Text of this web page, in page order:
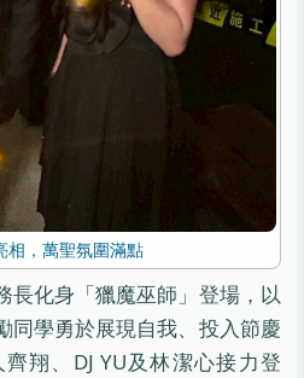
相，萬聖氛圍滿點
長化身「獵魔巫師」登場，以
同學勇於展現自我、投入節慶
翔、DJ YU及林潔心接力登